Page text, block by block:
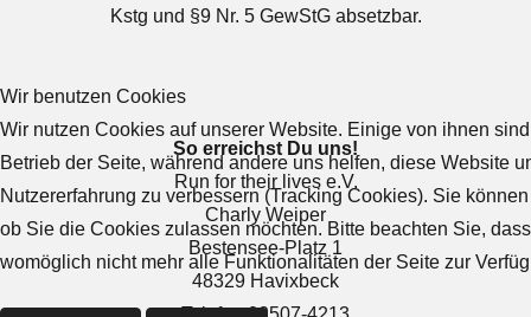
Kstg und §9 Nr. 5 GewStG absetzbar.
So erreichst Du uns!
Run for their lives e.V.
Charly Weiper
Bestensee-Platz 1
48329 Havixbeck
Wir benutzen Cookies
Wir nutzen Cookies auf unserer Website. Einige von ihnen
Betrieb der Seite, während andere uns helfen, diese Website
Nutzererfahrung zu verbessern (Tracking Cookies). Sie
ob Sie die Cookies zulassen möchten. Bitte beachten Sie,
womöglich nicht mehr alle Funktionalitäten der Seite zur